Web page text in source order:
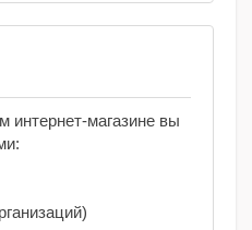
интернет-магазине вы